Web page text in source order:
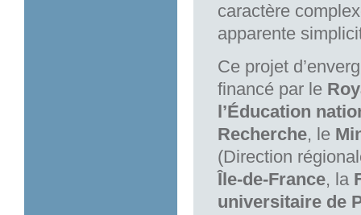
caractère
apparente
Ce projet
financé par le
l’Éducation
Recherche, le
(Direction
Île-de-France, la
universitaire de